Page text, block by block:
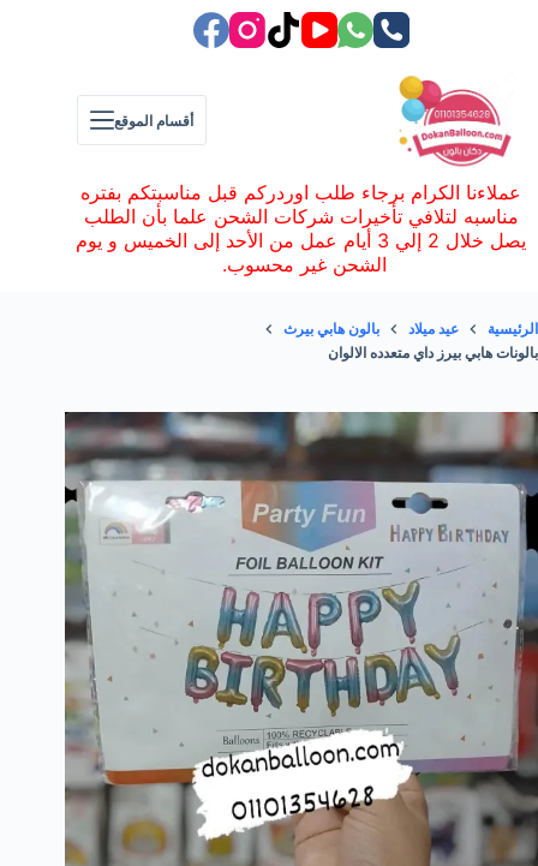
أقسام الموقع
عملاءنا الكرام برجاء طلب اوردركم قبل مناسبتكم بفتره
مناسبه لتلافي تأخيرات شركات الشحن علما بأن الطلب
يصل خلال 2 إلي 3 أيام عمل من الأحد إلى الخميس و يوم
الشحن غير محسوب.
الرئيسية عيد ميلاد
بالون هابي بيرث
بالونات هابي بيرز داي متعدده الالوان